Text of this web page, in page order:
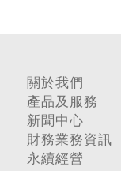
關於我們
產品及服務
新聞中心
財務業務資訊
永續經營